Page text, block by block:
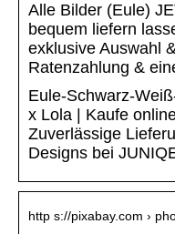
Alle Bilder (Eule)
bequem liefern
exklusive Auswahl
Ratenzahlung &
Eule-Schwarz-
x Lola | Kaufe
Zuverlässige
Designs bei
http s://pixabay.com ›